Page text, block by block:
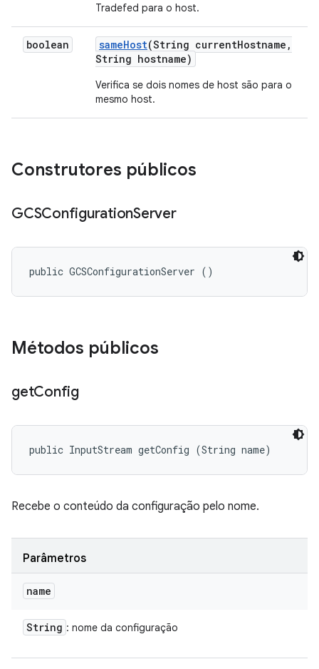
Tradefed para o host.
boolean sameHost(String currentHostname ,
String hostname)
Verifica se dois nomes de host são para o
mesmo host.
Construtores públicos
GCSConfigurationServer
public GCSConfigurationServer ()
Métodos públicos
getConfig
public InputStream getConfig (String name)
Recebe o conteúdo da configuração pelo nome.
Parâmetros
name
String : nome da configuração